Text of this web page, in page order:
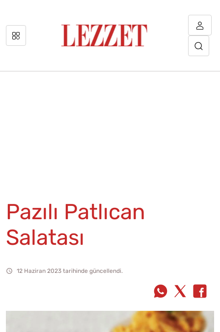
Pazılı Patlıcan
Salatası
12 Haziran 2023 tarihinde güncellendi.